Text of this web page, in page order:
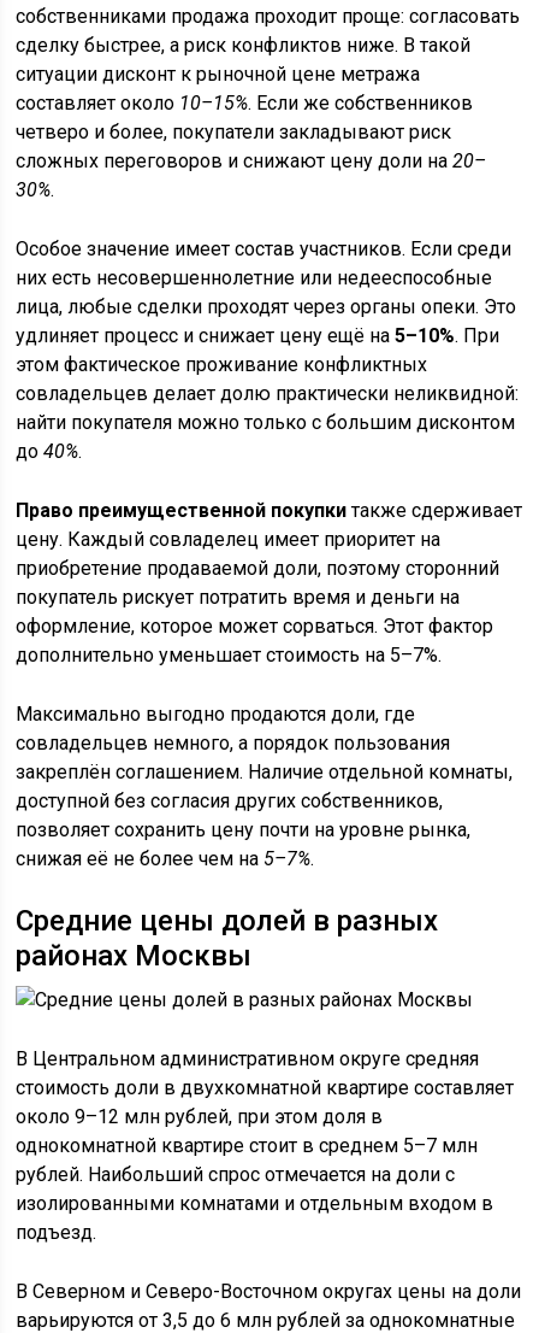
собственниками продажа проходит проще: согласовать
сделку быстрее, а риск конфликтов ниже. В такой
ситуации дисконт к рыночной цене метража
составляет около 10–15%. Если же собственников
четверо и более, покупатели закладывают риск
сложных переговоров и снижают цену доли на20–
30%.
Особое значение имеет состав участников. Если среди
них есть несовершеннолетние или недееспособные
лица, любые сделки проходят через органы опеки. Это
удлиняет процесс и снижает цену ещё на5–10%. При
этом фактическое проживание конфликтных
совладельцев делает долю практически неликвидной:
найти покупателя можно только с большим дисконтом
до40%.
Право преимущественной покупкитакже сдерживает
цену. Каждый совладелец имеет приоритет на
приобретение продаваемой доли, поэтому сторонний
покупатель рискует потратить время и деньги на
оформление, которое может сорваться. Этот фактор
дополнительно уменьшает стоимость на 5–7%.
Максимально выгодно продаются доли, где
совладельцев немного, а порядок пользования
закреплён соглашением. Наличие отдельной комнаты,
доступной без согласия других собственников,
позволяет сохранить цену почти на уровне рынка,
снижая её не более чем на 5–7%.
Средние цены долей в разных
районах Москвы
В Центральном административном округе средняя
стоимость доли в двухкомнатной квартире составляет
около 9–12 млн рублей, при этом доля в
однокомнатной квартире стоит в среднем 5–7 млн
рублей. Наибольший спрос отмечается на доли с
изолированными комнатами и отдельным входом в
подъезд.
В Северном и Северо-Восточном округах цены на доли
варьируются от 3,5 до 6 млн рублей за однокомнатные